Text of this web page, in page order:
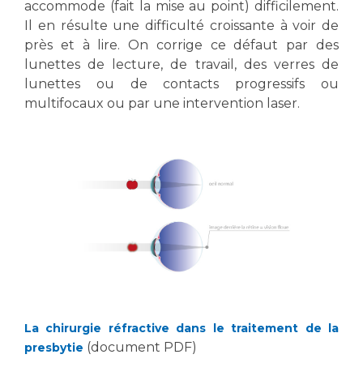
Salon des familles
Transports sanitaires
Vos droits, vos devoirs
Pôle Médecine Physique et Réadaptation
Accueil sourds et malentendants
Charte Romain Jacob
Mouvement Parcours Handicap 13
Activité physique
Les structures de recherche
Écoles et Instituts de Formation
Professionnels de santé
Adresser un patient
Radiologie / Imagerie
Cancérologie
accommode (fait la mise au point) difficilement.
Il en résulte une difficulté croissante à voir de
près et à lire. On corrige ce défaut par des
lunettes de lecture, de travail, des verres de
lunettes ou de contacts progressifs ou
multifocaux ou par une intervention laser.
La chirurgie réfractive dans le traitement de la
presbytie (document PDF)